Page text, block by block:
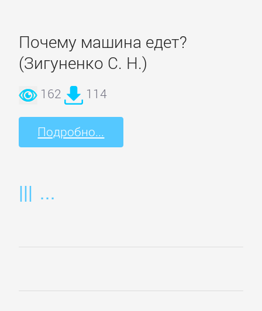
Почему машина едет?
(Зигуненко С. Н.)
162 114
Подробно...
животные
Развлечения
Огород
Самосовершенствование
фитнес